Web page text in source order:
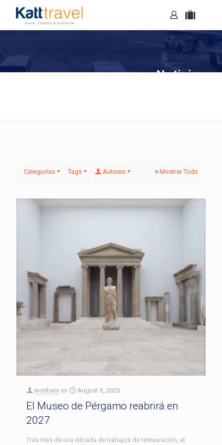
Noticias
Categorías Tags Autores Mostrar Todo
wonbern en August 6, 2026
El Museo de Pérgamo reabrirá en
2027
Tras más de una década de trabajos de restauración, el